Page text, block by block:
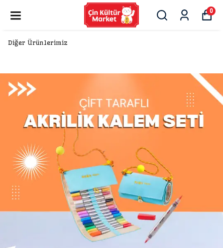
0
Diğer Ürünlerimiz